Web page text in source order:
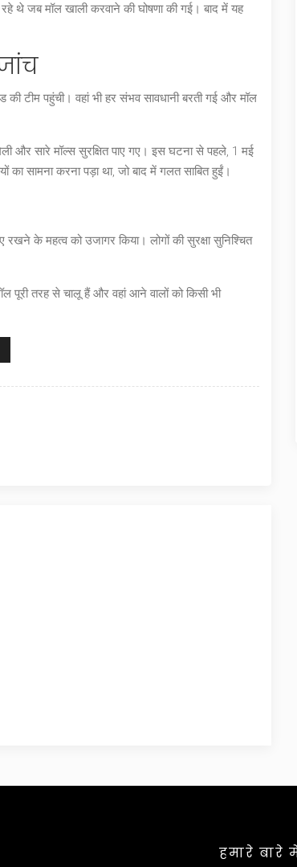
रहे थे जब मॉल खाली करवाने की घोषणा की गई। बाद में यह
टीम पहुंची। वहां भी हर संभव सावधानी बरती गई और मॉल
और सारे मॉल्स सुरक्षित पाए गए। इस घटना से पहले, 1 मई
का सामना करना पड़ा था, जो बाद में गलत साबित हुईं।
के महत्व को उजागर किया। लोगों की सुरक्षा सुनिश्चित
पूरी तरह से चालू हैं और वहां आने वालों को किसी भी
हमारे बारे